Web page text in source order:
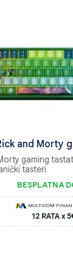
and Morty
gaming
tasteri
BESPLATNA
MULTICOM
12 RATA x